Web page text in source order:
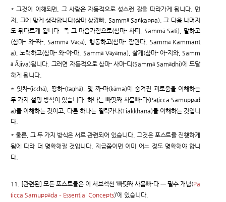
* 그것이 이해되면, 그 사람은 자동적으로 성스런 길을 따라가게 됩니다. 먼
저, 그에 맞게 생각합니다(삼마 상깝빠, Sammā Saṅkappa). 그 다음 나머지
도 뒤따르게 됩니다. 즉 그 마음가짐으로(삼마- 사띠, Sammā Sati), 말하고
(삼마- 와-짜-, Sammā Vācā), 행동하고(삼마- 깜만따, Sammā Kammant
a), 노력하고(삼마- 와-야-마, Sammā Vāyāma), 살게(삼마- 아-지와, Samm
ā Ājiva)됩니다. 그러면 자동적으로 삼마- 사마-디(Sammā Samādhi)에 도달
하게 됩니다.
* 잇차-(icchā), 땅하-(taṇhā), 및 까-마(kāma)에 숨겨진 괴로움을 이해하는
두 가지 설명 방식이 있습니다. 하나는 빠띳짜 사뭅빠-다(Paṭicca Samuppād
a)를 이해하는 것이고, 다른 하나는 띨락카나(Tiakkhana)를 이해하는 것입니
다.
* 물론, 그 두 가지 방식은 서로 관련되어 있습니다. 그것은 포스트를 진행하게
됨에 따라 더 명확해질 것입니다. 지금쯤이면 이미 어느 정도 명확해야 합니
다.
11. [관련된] 모든 포스트들은 이 서브섹션 ‘빠띳짜 사뭅빠-다 ㅡ 필수 개념(Pa
ṭicca Samuppāda – Essential Concepts)’에 있습니다.